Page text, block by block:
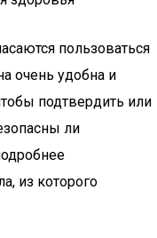
пользоваться
очень удобна и
подтвердить или
ли
из которого